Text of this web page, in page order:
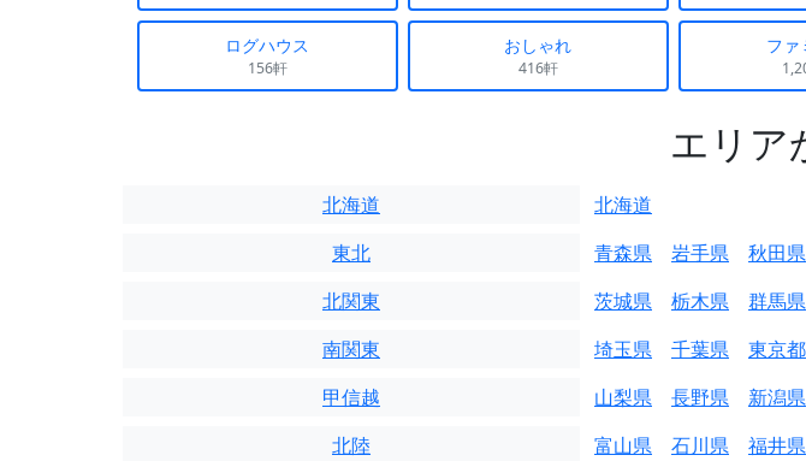
ログハウス
156軒
おしゃれ
416軒
ファ
エリア
北海道
北海道
東北
青森県 岩手県 秋田県
北関東
茨城県 栃木県
群馬県
南関東
埼玉県 千葉県 東京都
甲信越
山梨県 長野県
新潟県
北陸
富山県 石川県
福井県